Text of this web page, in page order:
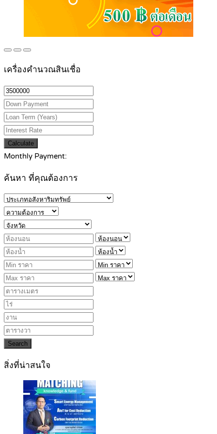
เครื่องคำนวณสินเชื่อ
Calculate
Monthly Payment:
ค้นหา ที่คุณต้องการ
Search
สิ่งที่น่าสนใจ